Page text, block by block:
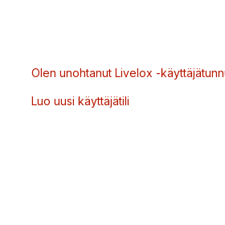
Olen unohtanut Livelox -
Luo uusi käyttäjätili